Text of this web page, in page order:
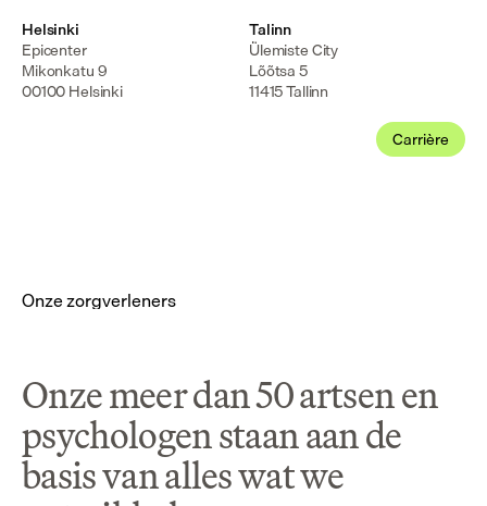
Carrière
Helsinki
Epicenter
Mikonkatu 9
00100 Helsinki
Talinn
Ülemiste City
Lõõtsa 5
11415 Tallinn
Onze zorgverleners
Onze meer dan 50 artsen en
psychologen staan aan de
basis van alles wat we